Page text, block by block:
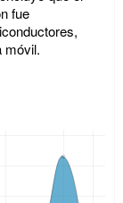
fue
móvil.